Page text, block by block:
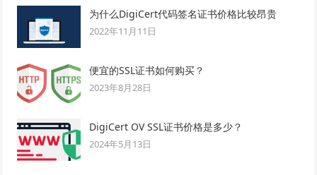
为什么DigiCert代码签名证书价格比较昂贵
2022年11月11日
便宜的SSL证书如何购买？
2023年8月28日
DigiCert OV SSL证书价格是多少？
2024年5月13日